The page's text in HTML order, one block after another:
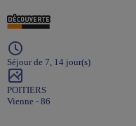
Séjour de 7, 14 jour(s)
POITIERS
Vienne - 86